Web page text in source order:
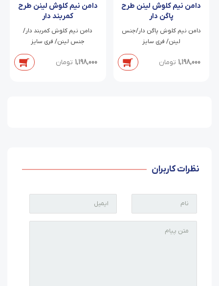
دامن نیم کلوش لینن طرح
پاگن دار
دامن نیم کلوش پاگن دار/جنس
لینن/ فری سایز
1,198,000 تومان
دامن نیم کلوش لینن طرح
کمربند دار
دامن نیم کلوش کمربند دار/
جنس لینن/ فری سایز
1,198,000 تومان
نظرات کاربران